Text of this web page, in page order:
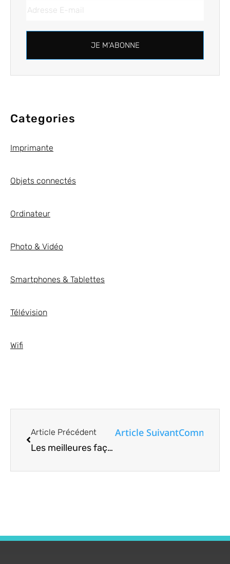
JE M'ABONNE
Categories
Imprimante
Objets connectés
Ordinateur
Photo & Vidéo
Smartphones & Tablettes
Télévision
Wifi
Article Précédent
Les meilleures façons de bloquer quelqu’un sur WhatsApp sans ouvrir le message de spam
Article SuivantComment